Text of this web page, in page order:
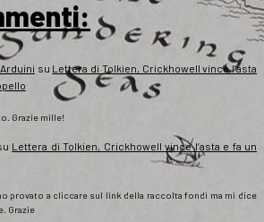
su Lettera di Tolkien, Crickhowell vince l’asta
Grazie mille!
Lettera di Tolkien, Crickhowell vince l’asta e fa un
provato a cliccare sul link della raccolta fondi ma mi dice
Grazie